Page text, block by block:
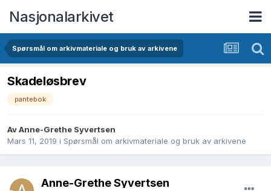
Nasjonalarkivet
Spørsmål om arkivmateriale og bruk av arkivene
Skadeløsbrev
pantebok
Av Anne-Grethe Syvertsen
Mars 11, 2019 i Spørsmål om arkivmateriale og bruk av arkivene
Anne-Grethe Syvertsen